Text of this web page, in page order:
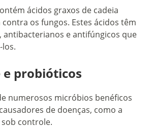
ácidos graxos de cadeia
os fungos. Estes ácidos têm
antibacterianos e antifúngicos que
e probióticos
numerosos micróbios benéficos
de doenças, como a
sob controle.